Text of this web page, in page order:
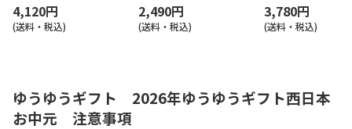
4,120円
(送料・税込)
2,490円
(送料・税込)
3,780円
(送料・税込)
ゆうゆうギフト 2026年ゆうゆうギフト西日本
お中元 注意事項